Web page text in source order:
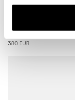
380 EUR